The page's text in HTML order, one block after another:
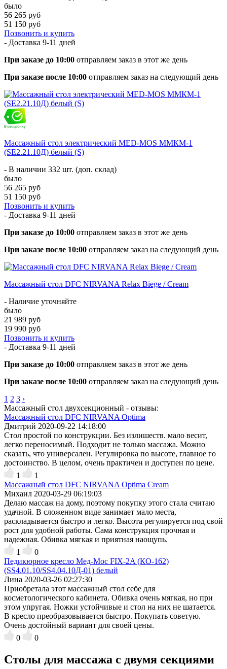
было
56 265 руб
51 150 руб
Позвонить и купить
- Доставка 9-11 дней
При заказе до 10:00 отправляем заказ в этот же день
При заказе после 10:00 отправляем заказ на следующий день
Массажный стол электрический MED-MOS ММКМ-1
(SE2.21.10Д) белый (S)
- В наличии 332 шт. (доп. склад)
было
56 265 руб
51 150 руб
Позвонить и купить
- Доставка 9-11 дней
При заказе до 10:00 отправляем заказ в этот же день
При заказе после 10:00 отправляем заказ на следующий день
Массажный стол DFC NIRVANA Relax Biege / Cream
- Наличие уточняйте
было
21 989 руб
19 990 руб
Позвонить и купить
- Доставка 9-11 дней
При заказе до 10:00 отправляем заказ в этот же день
При заказе после 10:00 отправляем заказ на следующий день
1 2 3 ›
Массажный стол двухсекционный - отзывы:
Массажный стол DFC NIRVANA Optima
Дмитрий 2020-09-22 14:18:00
Стол простой по конструкции. Без излишеств. мало весит,
легко переносимый. Подходит не только массажа. Можно
сказать, что универсален. Регулировка по высоте, главное го
достоинство. В целом, очень практичен и доступен по цене.
1
1
Массажный стол DFC NIRVANA Optima Cream
Михаил 2020-03-29 06:19:03
Делаю массаж на дому, поэтому покупку этого стала считаю
удачной. В сложенном виде занимает мало места,
раскладывается быстро и легко. Высота регулируется под свой
рост для удобной работы. Сама конструкция прочная и
надежная. Обивка мягкая и приятная наощупь.
1
0
Педикюрное кресло Мед-Мос FIX-2A (КО-162)
(SS4.01.10/SS4.04.10Д-01) белый
Лина 2020-03-26 02:27:30
Приобретала этот массажный стол себе для
косметологического кабинета. Обивка очень мягкая, но при
этом упругая. Ножки устойчивые и стол на них не шатается.
В кресло преобразовывается быстро. Покупать советую.
Очень достойный вариант для своей цены.
0
0
Столы для массажа с двумя секциями